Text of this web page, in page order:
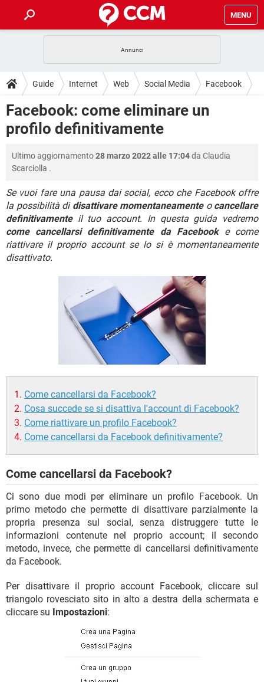
MENU
INTRATTENIMENTO ANDROID
iOS WINDOWS 10
INSTAGRAM WHATSAPP
HARDWARE
GUIDE
COVID-19
INTRATTENIMENTO ANDROID
INSTAGRAM WHATSAPP
HARDWARE
DOWNLOAD
COVID-19 GAMING
iOS
INSTAGRAM WHATSAPP
TIKTOK FACEBOOK
HARDWARE
FORUM
COVID-19 GAMING
iOS WINDOWS 10
INSTAGRAM WHATSAPP
TIKTOK FACEBOOK
HARDWARE
GLOSSARIO
COVID-19 GAMING
INTRATTENIMENTO ANDROID
iOS WINDOWS 10
INSTAGRAM WHATSAPP
Guide Internet Web Social Media Facebook
Facebook: come eliminare un
profilo definitivamente
Ultimo aggiornamento28 marzo 2022 alle 17:04da Claudia
Scarciolla .
Se vuoi fare una pausa dai social, ecco che Facebook offre
la possibilità di disattivare momentaneamenteo cancellare
definitivamenteil tuo account. In questa guida vedremo
come cancellarsi definitivamente da Facebooke come
riattivare il proprio account se lo si è momentaneamente
disattivato.
Come cancellarsi da Facebook?
Cosa succede se si disattiva l'account di Facebook?
Come riattivare un profilo Facebook?
Come cancellarsi da Facebook definitivamente?
Come cancellarsi da Facebook?
Ci sono due modi per eliminare un profilo Facebook. Un
primo metodo che permette di disattivare parzialmente la
propria presenza sul social, senza distruggere tutte le
informazioni contenute nel proprio account; il secondo
metodo, invece, che permette di cancellarsi definitivamente
da Facebook.
Per disattivare il proprio account Facebook, cliccare sul
triangolo rovesciato sito in alto a destra della schermata e
cliccare su Impostazioni: